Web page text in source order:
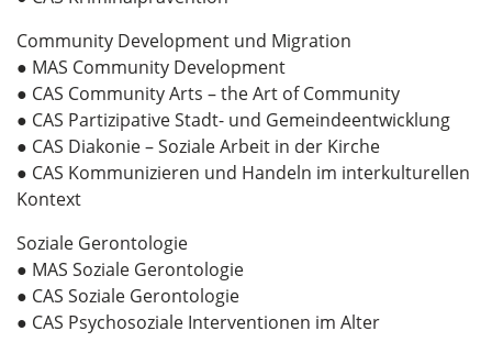
Community Development und Migration
● MAS Community Development
● CAS Community Arts – the Art of Community
● CAS Partizipative Stadt- und Gemeindeentwicklung
● CAS Diakonie – Soziale Arbeit in der Kirche
● CAS Kommunizieren und Handeln im interkulturellen
Kontext
Soziale Gerontologie
● MAS Soziale Gerontologie
● CAS Soziale Gerontologie
● CAS Psychosoziale Interventionen im Alter